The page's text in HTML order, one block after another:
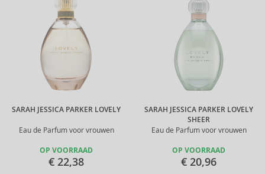
SARAH JESSICA PARKER LOVELY
Eau de Parfum voor vrouwen
OP VOORRAAD
€ 22,38
SARAH JESSICA PARKER LOVELY
SHEER
Eau de Parfum voor vrouwen
OP VOORRAAD
€ 20,96